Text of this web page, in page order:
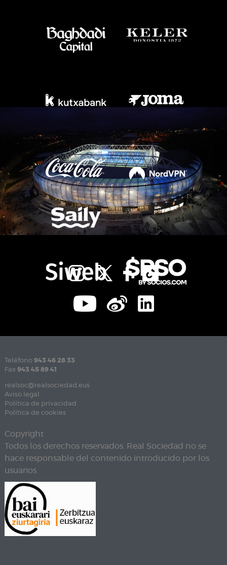
Teléfono 943 46 28 33
Fax 943 45 89 41
realsoc@realsociedad.eus
Aviso legal
Política de privacidad
Política de cookies
Copyright
Todos los derechos reservados. Real Sociedad no se
hace responsable del contenido introducido por los
usuarios.